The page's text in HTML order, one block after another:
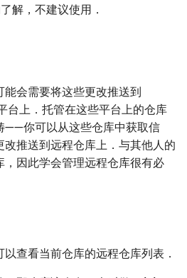
解，不建议使用．
会需要将这些更改推送到
台上．托管在这些平台上的仓库
——你可以从这些仓库中获取信
推送到远程仓库上．与其他人的
因此学会管理远程仓库很有必
以查看当前仓库的远程仓库列表．